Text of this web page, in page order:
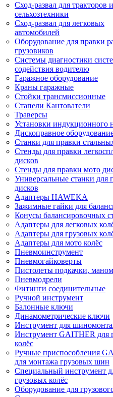
Сход-развал для тракторов и
сельхозтехники
Сход-развал для легковых
автомобилей
Оборудование для правки
грузовиков
Системы диагностики
содействия водителю
Гаражное оборудование
Краны гаражные
Стойки трансмиссионные
Стапели Кантователи
Траверсы
Установки индукционного
Дископравное
Станки для правки
Стенды для правки
дисков
Стенды для правки мото
Универсальные станки для
дисков
Адаптеры HAWEKA
Зажимные гайки для
Конусы балансировочных
Адаптеры для легковых
Адаптеры для грузовых
Адаптеры для мото колёс
Пневмоинструмент
Пневмогайковерты
Пистолеты подкачки,
Пневмодрели
Фитинги соединительные
Ручной инструмент
Балонные ключи
Динамометрические ключи
Инструмент для
Инструмент GAITHER для
колёс
Ручные приспособления
для монтажа грузовых шин
Специальный инструмент
грузовых колёс
Оборудование для